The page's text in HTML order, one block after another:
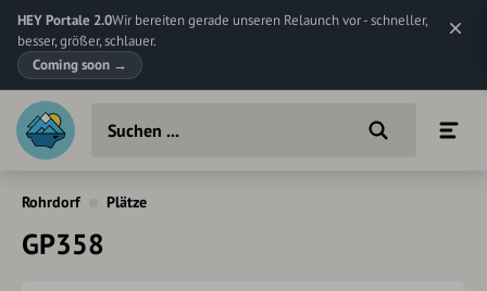
HEY Portale 2.0Wir bereiten gerade unseren Relaunch vor - schneller,
besser, größer, schlauer.
Coming soon →
Rohrdorf Plätze
GP358